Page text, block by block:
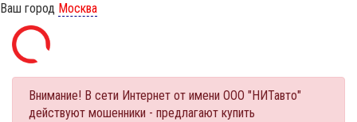
Ваш город Москва
Внимание! В сети Интернет от имени ООО "НИТавто"
действуют мошенники - предлагают купить